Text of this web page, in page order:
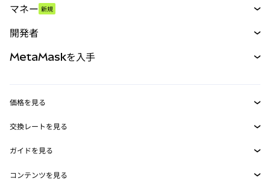
パーペチュアル
RWA
マネー 新規
開発者
MetaMask Connect
Snaps
Web3サービス
MetaMaskを入手
セキュリティ
サポート
価格を見る
イーサリアムの価格
Solanaの価格
交換レートを見る
ETH→USD
USDT→INR
ガイドを見る
ETHの購入
コンテンツを見る